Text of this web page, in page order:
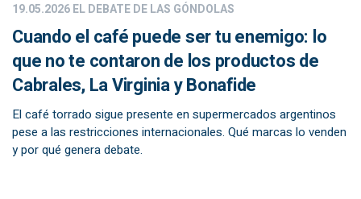
19.05.2026EL DEBATE DE LAS GÓNDOLAS
Cuando el café puede ser tu enemigo: lo
que no te contaron de los productos de
Cabrales, La Virginia y Bonafide
El café torrado sigue presente en supermercados argentinos
pese a las restricciones internacionales. Qué marcas lo venden
y por qué genera debate.